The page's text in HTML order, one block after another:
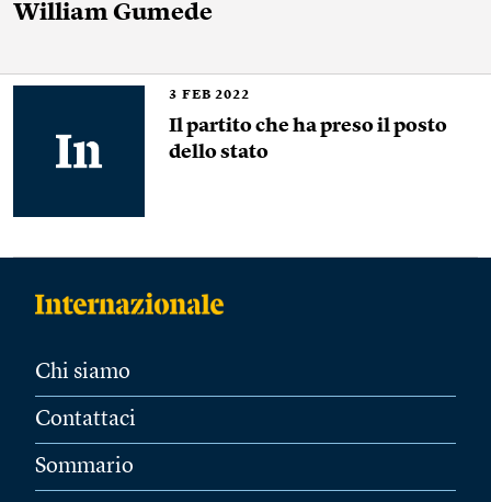
William Gumede
3 FEB 2022
Il partito che ha preso il posto
dello stato
Chi siamo
Contattaci
Sommario